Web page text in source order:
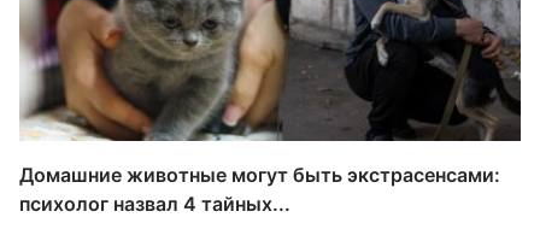
Домашние животные могут быть экстрасенсами:
психолог назвал 4 тайных...